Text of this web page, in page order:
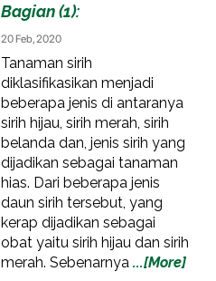
Bagian (1):
20 Feb, 2020
Tanaman sirih
diklasifikasikan menjadi
beberapa jenis di antaranya
sirih hijau, sirih merah, sirih
belanda dan, jenis sirih yang
dijadikan sebagai tanaman
hias. Dari beberapa jenis
daun sirih tersebut, yang
kerap dijadikan sebagai
obat yaitu sirih hijau dan sirih
merah. Sebenarnya ...[More]